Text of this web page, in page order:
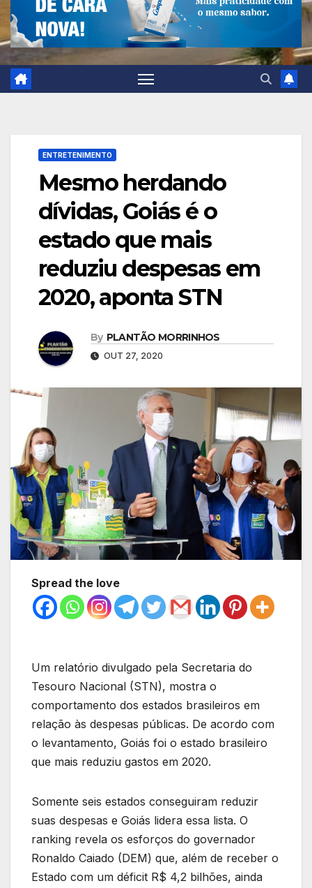
ENTRETENIMENTO
Mesmo herdando
dívidas, Goiás é o
estado que mais
reduziu despesas em
2020, aponta STN
By PLANTÃO MORRINHOS
OUT 27, 2020
Spread the love
Um relatório divulgado pela Secretaria do
Tesouro Nacional (STN), mostra o
comportamento dos estados brasileiros em
relação às despesas públicas. De acordo com
o levantamento, Goiás foi o estado brasileiro
que mais reduziu gastos em 2020.
Somente seis estados conseguiram reduzir
suas despesas e Goiás lidera essa lista. O
ranking revela os esforços do governador
Ronaldo Caiado (DEM) que, além de receber o
Estado com um déficit R$ 4,2 bilhões, ainda